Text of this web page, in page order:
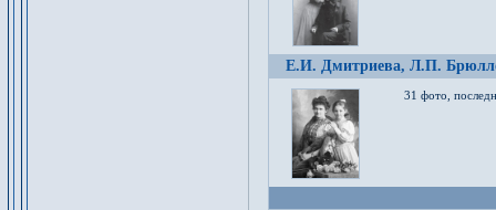
Е.И. Дмитриева, Л.П.
31 фото,